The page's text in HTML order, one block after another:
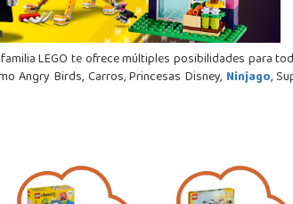
LEGO te ofrece múltiples posibilidades para
Angry Birds, Carros, Princesas Disney, Ninjago,